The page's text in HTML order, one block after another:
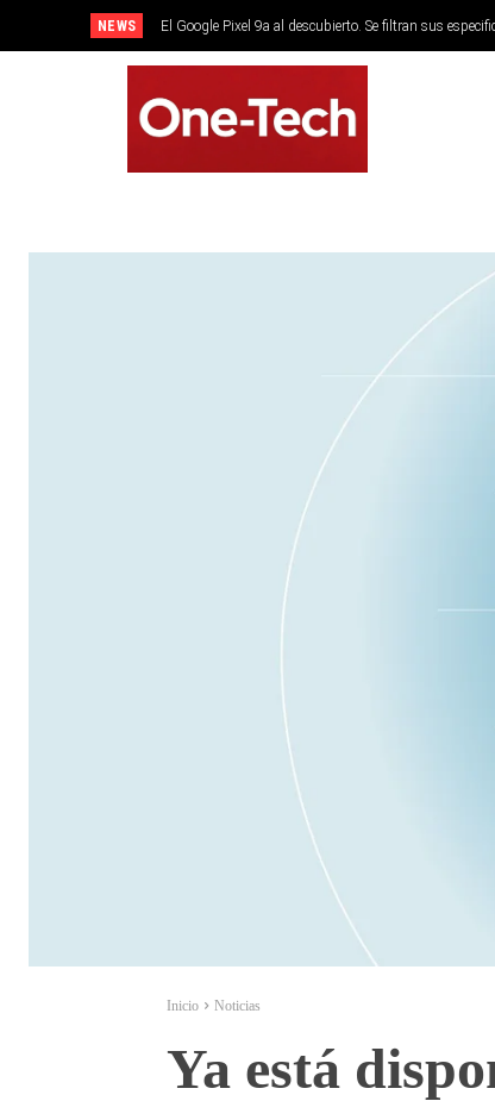
NEWS El Google Pixel 9a al descubierto. Se filtran sus
Inicio Noticias
Ya está